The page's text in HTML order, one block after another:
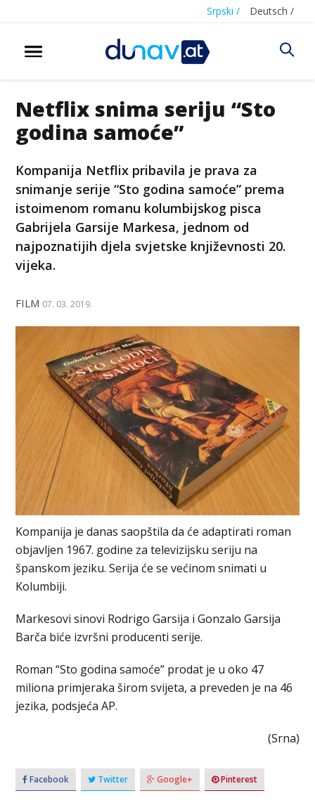
Srpski / Deutsch /
Netflix snima seriju “Sto
godina samoće”
Kompanija Netflix pribavila je prava za
snimanje serije “Sto godina samoće” prema
istoimenom romanu kolumbijskog pisca
Gabrijela Garsije Markesa, jednom od
najpoznatijih djela svjetske književnosti 20.
vijeka.
FILM 07. 03. 2019.
Kompanija je danas saopštila da će adaptirati roman
objavljen 1967. godine za televizijsku seriju na
španskom jeziku. Serija će se većinom snimati u
Kolumbiji.
Markesovi sinovi Rodrigo Garsija i Gonzalo Garsija
Barča biće izvršni producenti serije.
Roman “Sto godina samoće” prodat je u oko 47
miliona primjeraka širom svijeta, a preveden je na 46
jezika, podsjeća AP.
(Srna)
Facebook Twitter Google+ Pinterest